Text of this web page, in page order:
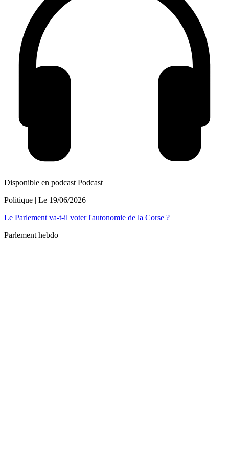
Disponible en podcast Podcast
Politique | Le 19/06/2026
Le Parlement va-t-il voter l'autonomie de la Corse ?
Parlement hebdo